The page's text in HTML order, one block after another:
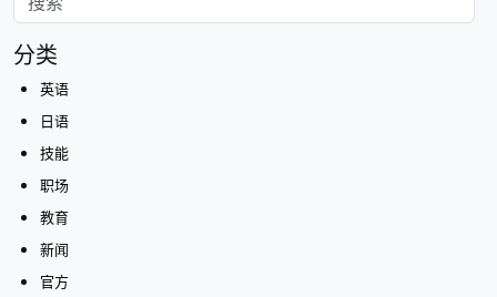
分类
英语
日语
技能
职场
教育
新闻
官方